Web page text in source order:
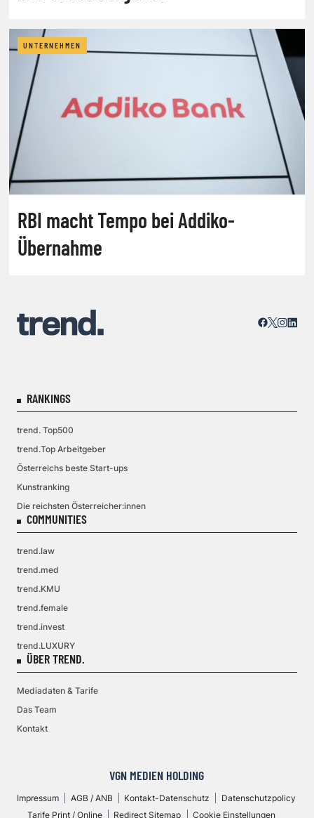
UNTERNEHMEN
RBI macht Tempo bei Addiko-
Übernahme
RANKINGS
trend. Top500
trend.Top Arbeitgeber
Österreichs beste Start-ups
Kunstranking
Die reichsten Österreicher:innen
COMMUNITIES
trend.law
trend.med
trend.KMU
trend.female
trend.invest
trend.LUXURY
ÜBER TREND.
Mediadaten & Tarife
Das Team
Kontakt
VGN MEDIEN HOLDING
Impressum AGB / ANB Kontakt-Datenschutz
Datenschutzpolicy
Tarife Print / Online
Redirect Sitemap Cookie Einstellungen